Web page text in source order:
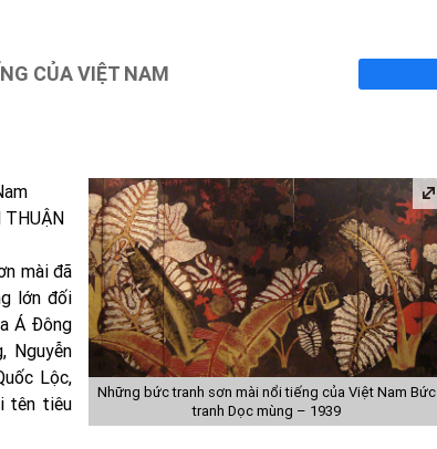
CỦA VIỆT NAM
Những bức tranh sơn mài nổi tiếng của Việt Nam Bức
tranh Dọc mùng – 1939
THUẬN
mài đã
lớn đối
Á Đông
Nguyễn
Lộc,
tên tiêu